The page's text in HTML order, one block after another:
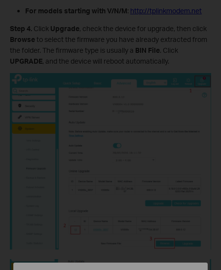
For models starting with V/N/M: http://tplinkmodem.net
Step 4. Click Upgrade, check the device for upgrade, then click
Browse to select the firmware you have already extracted from
the folder. The firmware type is usually a BIN File. Click
UPGRADE, and the device will reboot automatically.